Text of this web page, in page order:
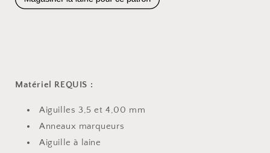
Matériel REQUIS :
Aiguilles 3,5 et 4,00 mm
Anneaux marqueurs
Aiguille à laine